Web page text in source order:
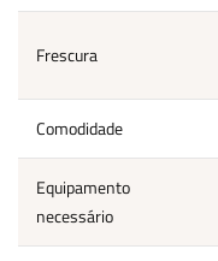
Frescura
Comodidade
Equipamento
necessário